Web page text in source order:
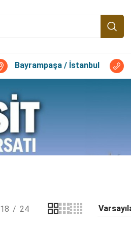
Bayrampaşa / İstanbul
18 24